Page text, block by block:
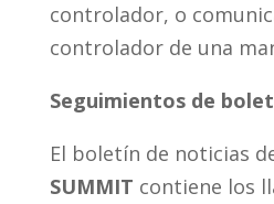
controlador, o
controlador de una
Seguimientos de
El boletín de noticias
SUMMIT contiene los